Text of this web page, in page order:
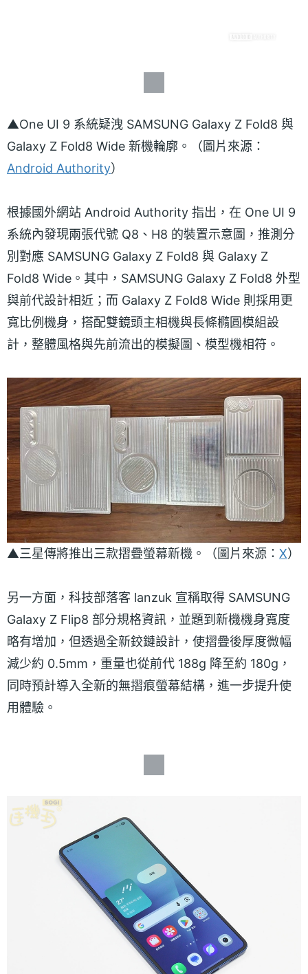
▲One UI 9 系統疑洩 SAMSUNG Galaxy Z Fold8 與
Galaxy Z Fold8 Wide 新機輪廓。（圖片來源：
Android Authority）
根據國外網站 Android Authority 指出，在 One UI 9
系統內發現兩張代號 Q8、H8 的裝置示意圖，推測分
別對應 SAMSUNG Galaxy Z Fold8 與 Galaxy Z
Fold8 Wide。其中，SAMSUNG Galaxy Z Fold8 外型
與前代設計相近；而 Galaxy Z Fold8 Wide 則採用更
寬比例機身，搭配雙鏡頭主相機與長條橢圓模組設
計，整體風格與先前流出的模擬圖、模型機相符。
▲三星傳將推出三款摺疊螢幕新機。（圖片來源： X）
另一方面，科技部落客 lanzuk 宣稱取得 SAMSUNG
Galaxy Z Flip8 部分規格資訊，並題到新機機身寬度
略有增加，但透過全新鉸鏈設計，使摺疊後厚度微幅
減少約 0.5mm，重量也從前代 188g 降至約 180g，
同時預計導入全新的無摺痕螢幕結構，進一步提升使
用體驗。